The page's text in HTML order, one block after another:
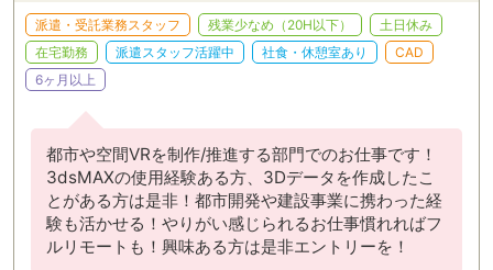
派遣・受託業務スタッフ 残業少なめ（20H以下）
土日休み
在宅勤務
派遣スタッフ活躍中 社食・休憩室あり
CAD
6ヶ月以上
都市や空間VRを制作/推進する部門でのお仕事です！
3dsMAXの使用経験ある方、3Dデータを作成したこ
とがある方は是非！都市開発や建設事業に携わった経
験も活かせる！やりがい感じられるお仕事慣れればフ
ルリモートも！興味ある方は是非エントリーを！